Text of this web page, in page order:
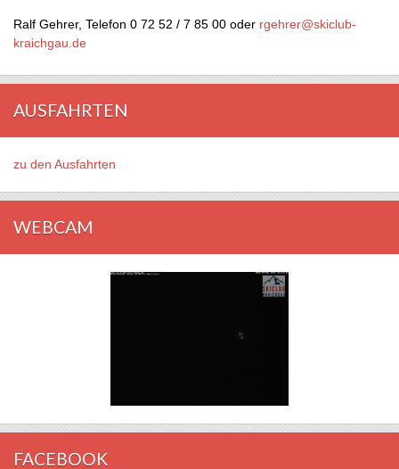
Ralf Gehrer, Telefon 0 72 52 / 7 85 00 oder rgehrer@skiclub-
kraichgau.de
AUSFAHRTEN
zu den Ausfahrten
WEBCAM
FACEBOOK